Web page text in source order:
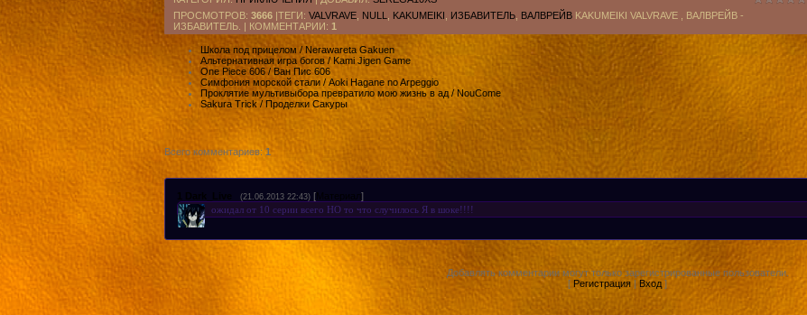
ПРОСМОТРОВ: 3666 |ТЕГИ: VALVRAVE NULL KAKUMEIKI ИЗБАВИТЕЛЬ ВАЛВРЕЙВ KAKUMEIKI VALVRAVE , ВАЛВРЕЙВ -
ИЗБАВИТЕЛЬ. | КОММЕНТАРИИ: 1
Школа под прицелом / Nerawareta Gakuen
Альтернативная игра богов / Kami Jigen Game
One Piece 606 / Ван Пис 606
Симфония морской стали / Aoki Hagane no Arpeggio
Проклятие мультивыбора превратило мою жизнь в ад / NouCome
Sakura Trick / Проделки Сакуры
Всего комментариев:1
1 Dark_Live (21.06.2013 22:43) [Материал ]
ожидал от 10 серии всего НО то что случилось Я в шоке!!!!
Добавлять комментарии могут только зарегистрированные пользователи.
[ Регистрация |Вход ]